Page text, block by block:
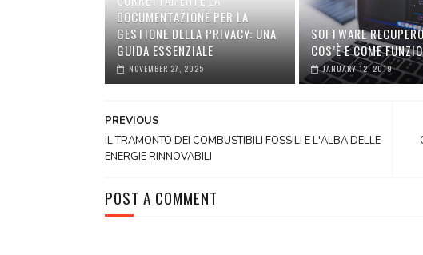
DOCUMENTAZIONE PER LA
GESTIONE DELLA PRIVACY: UNA
GUIDA ESSENZIALE
NOVEMBER 27, 2025
SOFTWARE
COS’È E COME
JANUARY 12, 2019
PREVIOUS
IL TRAMONTO DEI COMBUSTIBILI FOSSILI E L'ALBA DELLE
ENERGIE RINNOVABILI
POST A COMMENT